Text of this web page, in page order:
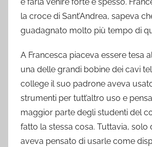
e farla venire forte e spesso.
la croce di Sant’Andrea, sapeva
guadagnato molto più tempo di
A Francesca piaceva essere tesa
una delle grandi bobine dei cavi
college il suo padrone aveva
strumenti per tutt’altro uso e
maggior parte degli studenti del
fatto la stessa cosa. Tuttavia, solo
aveva pensato di usarle come